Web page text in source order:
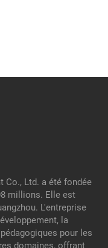
Co., Ltd. a été fondée
millions. Elle est
L'entreprise
la
pour les
domaines, offrant